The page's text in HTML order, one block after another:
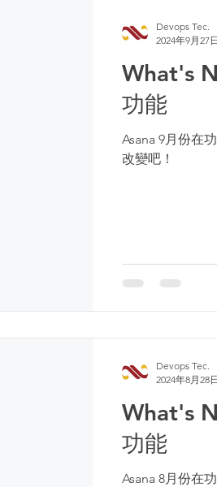
What's
功能
Asana 9月份在
改變吧！
Devops Tec.
2024年9月27日
What's
功能
Asana 8月份在
Devops Tec.
2024年8月28日